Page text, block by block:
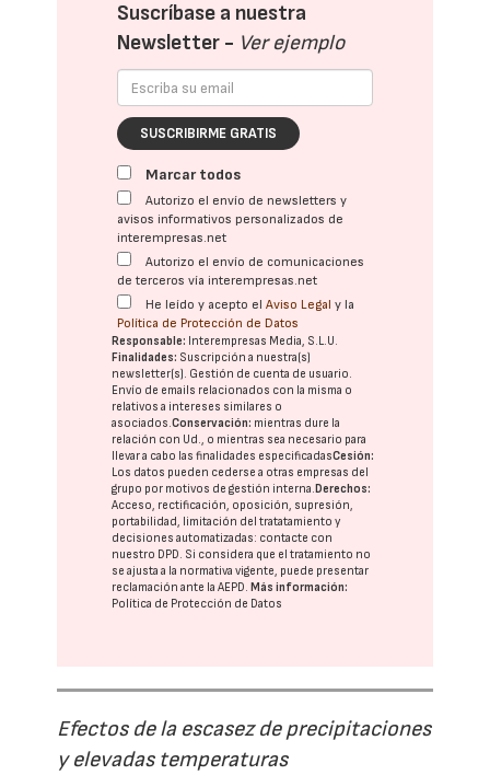
Suscríbase a nuestra
Newsletter - Ver ejemplo
SUSCRIBIRME GRATIS
Marcar todos
Autorizo el envío de newsletters y
avisos informativos personalizados de
interempresas.net
Autorizo el envío de comunicaciones
de terceros vía interempresas.net
He leído y acepto elAviso Legal y la
Política de Protección de Datos
Responsable: Interempresas Media, S.L.U.
Finalidades: Suscripción a nuestra(s)
newsletter(s). Gestión de cuenta de usuario.
Envío de emails relacionados con la misma o
relativos a intereses similares o
asociados.Conservación: mientras dure la
relación con Ud., o mientras sea necesario para
llevar a cabo las finalidades especificadasCesión:
Los datos pueden cederse a otras empresas del
grupo por motivos de gestión interna. Derechos:
Acceso, rectificación, oposición, supresión,
portabilidad, limitación del tratatamiento y
decisiones automatizadas: contacte con
nuestro DPD. Si considera que el tratamiento no
se ajusta a la normativa vigente, puede presentar
reclamación ante laAEPD. Más información:
Política de Protección de Datos
Efectos de la escasez de precipitaciones
y elevadas temperaturas